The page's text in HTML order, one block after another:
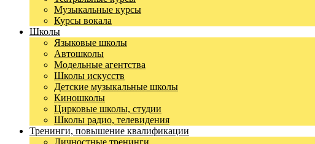
Музыкальные курсы
Курсы вокала
Школы
Языковые школы
Автошколы
Модельные агентства
Школы искусств
Детские музыкальные школы
Киношколы
Цирковые школы, студии
Школы радио, телевидения
Тренинги, повышение квалификации
Личностные тренинги